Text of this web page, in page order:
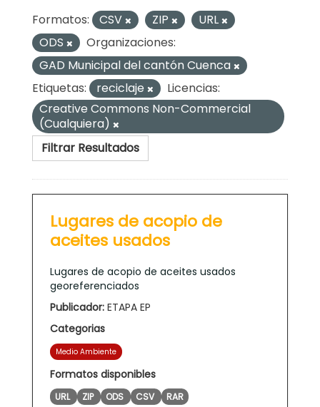
Formatos: CSV ZIP
URL
ODS
Organizaciones:
GAD Municipal del cantón Cuenca
Etiquetas:
reciclaje
Licencias:
Creative Commons Non-Commercial
(Cualquiera)
Filtrar Resultados
Lugares de acopio de
aceites usados
Lugares de acopio de aceites usados
georeferenciados
Publicador: ETAPA EP
Categorias
Medio Ambiente
Formatos disponibles
URL ZIP ODS CSV RAR